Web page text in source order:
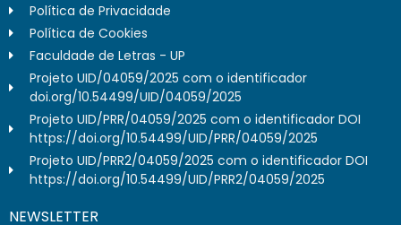
Política de Privacidade
Política de Cookies
Faculdade de Letras - UP
Projeto UID/04059/2025 com o identificador
doi.org/10.54499/UID/04059/2025
Projeto UID/PRR/04059/2025 com o identificador DOI
https://doi.org/10.54499/UID/PRR/04059/2025
Projeto UID/PRR2/04059/2025 com o identificador DOI
https://doi.org/10.54499/UID/PRR2/04059/2025
NEWSLETTER